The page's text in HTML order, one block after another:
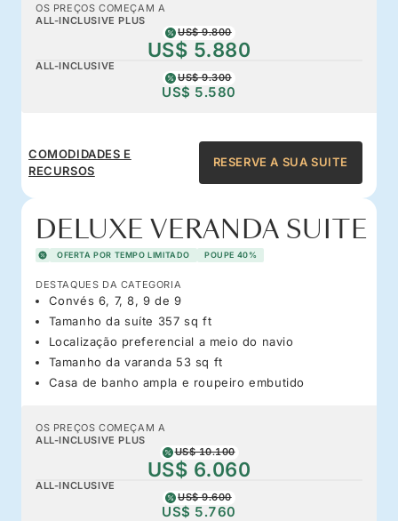
OS PREÇOS COMEÇAM A
ALL-INCLUSIVE PLUS
US$ 9.800
US$ 5.880
ALL-INCLUSIVE
US$ 9.300
US$ 5.580
COMODIDADES E
RECURSOS
RESERVE A SUA SUITE
DELUXE VERANDA SUITE
OFERTA POR TEMPO LIMITADO POUPE 40%
DESTAQUES DA CATEGORIA
Convés 6, 7, 8, 9 de 9
Tamanho da suíte 357 sq ft
Localização preferencial a meio do navio
Tamanho da varanda 53 sq ft
Casa de banho ampla e roupeiro embutido
OS PREÇOS COMEÇAM A
ALL-INCLUSIVE PLUS
US$ 10.100
US$ 6.060
ALL-INCLUSIVE
US$ 9.600
US$ 5.760